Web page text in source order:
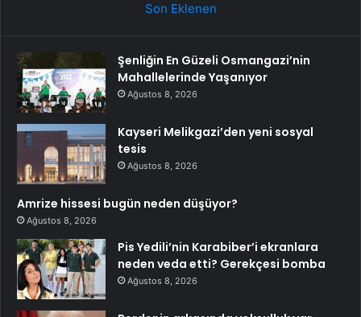
Son Eklenen
Şenliğin En Güzeli Osmangazi’nin
Mahallelerinde Yaşanıyor
Ağustos 8, 2026
Kayseri Melikgazi’den yeni sosyal
tesis
Ağustos 8, 2026
Amrize hissesi bugün neden düşüyor?
Ağustos 8, 2026
Pis Yedili’nin Karabiber’i ekranlara
neden veda etti? Gerekçesi bomba
Ağustos 8, 2026